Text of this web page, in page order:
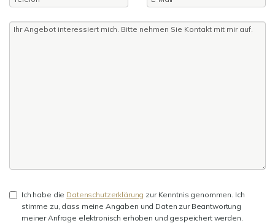
Ich habe die Datenschutzerklärung zur Kenntnis genommen. Ich
stimme zu, dass meine Angaben und Daten zur Beantwortung
meiner Anfrage elektronisch erhoben und gespeichert werden.